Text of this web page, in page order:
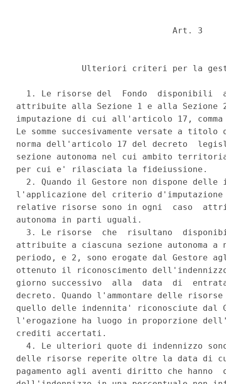
                               Art. 3
Ulteriori criteri per la
1. Le risorse del  Fondo  disponibili
attribuite alla Sezione 1 e alla
imputazione di cui all'articolo 17,
Le somme succesivamente versate a
norma dell'articolo 17 del decreto
sezione autonoma nel cui ambito
per cui e' rilasciata la fideiussione.
2. Quando il Gestore non dispone delle
l'applicazione del criterio
relative risorse sono in ogni  caso
autonoma in parti uguali.
3. Le risorse  che  risultano
attribuite a ciascuna sezione autonoma a
periodo, e 2, sono erogate dal Gestore
ottenuto il riconoscimento
giorno successivo  alla  data  di
decreto. Quando l'ammontare delle
quello delle indennita' riconosciute
l'erogazione ha luogo in proporzione
crediti accertati.
4. Le ulteriori quote di indennizzo
delle risorse reperite oltre la data di
pagamento agli aventi diritto che hanno